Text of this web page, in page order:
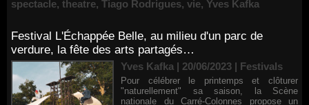
spectacle, theatre, Tiago Rodrigues, vie, Yves Kafka
Festival L'Échappée Belle, au milieu d'un parc de
verdure, la fête des arts partagés…
Yves Kafka | 20/06/2023 | Festivals
Pour célébrer le printemps et clôturer
"naturellement" sa saison, la Scène
nationale du Carré-Colonnes propose un